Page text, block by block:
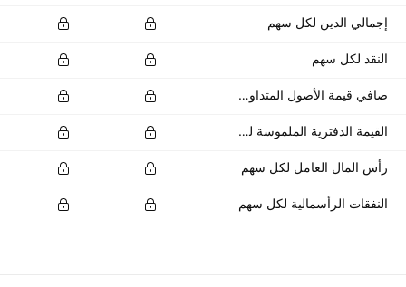
إجمالي الدين لكل سهم
النقد لكل سهم
صافي قيمة الأصول المتداولة للسهم
القيمة الدفترية الملموسة للسهم
رأس المال العامل لكل سهم
النفقات الرأسمالية لكل سهم